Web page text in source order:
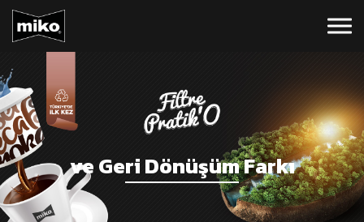
ve Geri Dönüşüm Farkı